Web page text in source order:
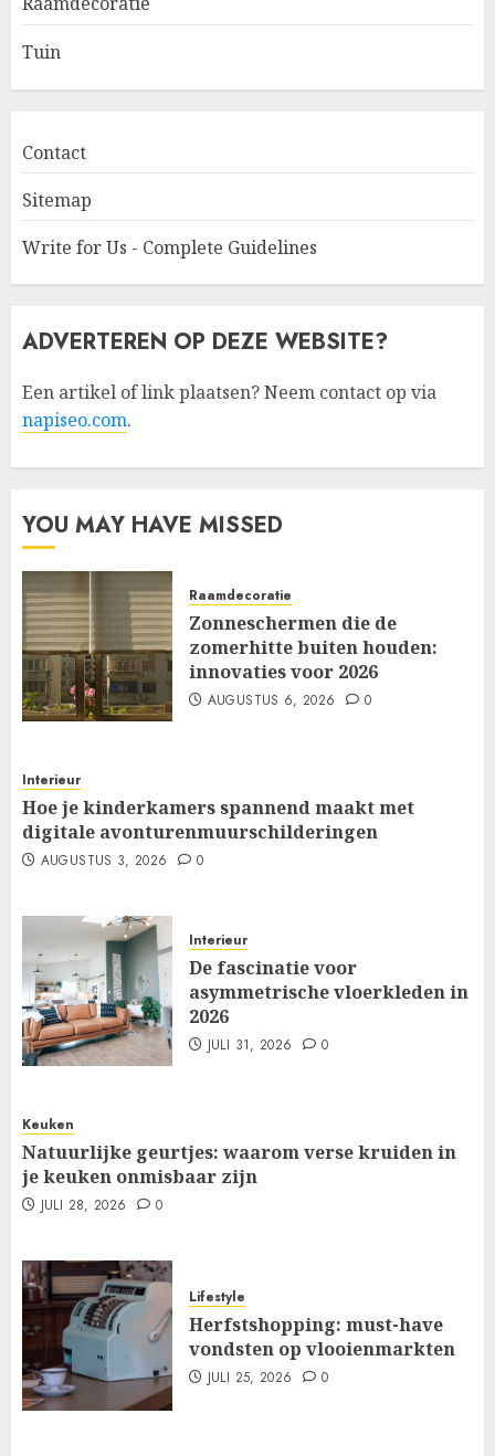
Tuin
Contact
Sitemap
Write for Us - Complete Guidelines
ADVERTEREN OP DEZE WEBSITE?
Een artikel of link plaatsen? Neem contact op via
napiseo.com.
YOU MAY HAVE MISSED
Raamdecoratie
Zonneschermen die de
zomerhitte buiten houden:
innovaties voor 2026
AUGUSTUS 6, 2026 0
Interieur
Hoe je kinderkamers spannend maakt met
digitale avonturenmuurschilderingen
AUGUSTUS 3, 2026 0
Interieur
De fascinatie voor
asymmetrische vloerkleden in
2026
JULI 31, 2026 0
Keuken
Natuurlijke geurtjes: waarom verse kruiden in
je keuken onmisbaar zijn
JULI 28, 2026 0
Lifestyle
Herfstshopping: must-have
vondsten op vlooienmarkten
JULI 25, 2026 0